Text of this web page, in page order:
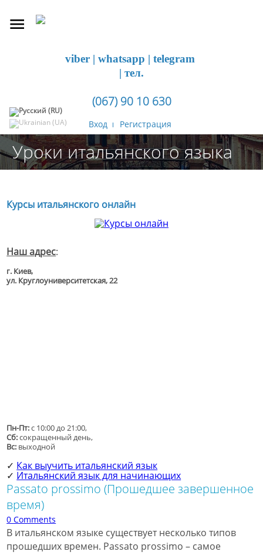
viber | whatsapp | telegram
| тел.
(067) 90 10 630
Вход Регистрация
Уроки итальянского языка
Курсы итальянского онлайн
Наш адрес:
г. Киев,
ул. Круглоуниверситетская, 22
Пн-Пт:с 10:00 до 21:00,
Сб:сокращенный день,
Вс: выходной
✓ Как выучить итальянский язык
✓ Итальянский язык для начинающих
Passato prossimo (Прошедшее завершенное
время)
0 Comments
В итальянском языке существует несколько типов
прошедших времен. Passato prossimo – самое